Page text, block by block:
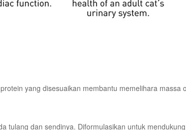
yang disesuaikan membantu memelihara massa
tulang dan sendinya. Diformulasikan untuk